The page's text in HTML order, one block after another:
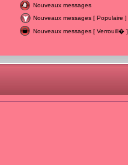
Nouveaux messages
Nouveaux messages [ Populaire ]
Nouveaux messages [ Verrouill� ]